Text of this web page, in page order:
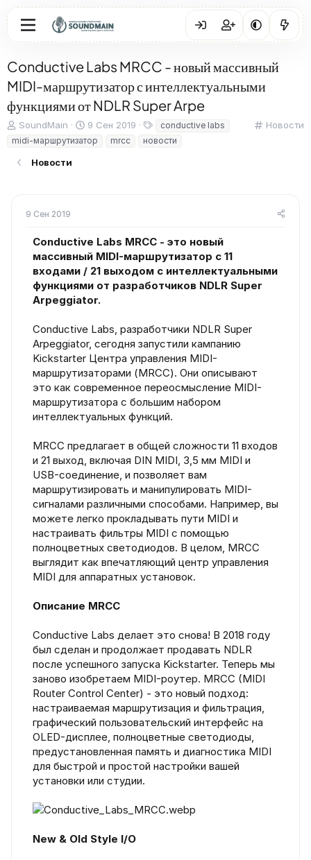
Conductive Labs MRCC - новый массивный
MIDI-маршрутизатор с интеллектуальными
функциями от NDLR Super Arpe
К
Новости
А
в
т
о
SoundMain
Д
а
т
9 Сен 2019
е
г
conductive labs
midi-маршрутизатор
mrcc новости
Новости
9 Сен 2019
Conductive Labs MRCC - это новый
массивный MIDI-маршрутизатор с 11
входами / 21 выходом с интеллектуальными
функциями от разработчиков NDLR Super
Arpeggiator.
Conductive Labs, разработчики NDLR Super
Arpeggiator, сегодня запустили кампанию
Kickstarter Центра управления MIDI-
маршрутизаторами (MRCC). Они описывают
это как современное переосмысление MIDI-
маршрутизатора с большим набором
интеллектуальных функций.
MRCC предлагает в общей сложности 11 входов
и 21 выход, включая DIN MIDI, 3,5 мм MIDI и
USB-соединение, и позволяет вам
маршрутизировать и манипулировать MIDI-
сигналами различными способами. Например, вы
можете легко прокладывать пути MIDI и
настраивать фильтры MIDI с помощью
полноцветных светодиодов. В целом, MRCC
выглядит как впечатляющий центр управления
MIDI для аппаратных установок.
Описание MRCC
Conductive Labs делает это снова! В 2018 году
был сделан и продолжает продавать NDLR
после успешного запуска Kickstarter. Теперь мы
заново изобретаем MIDI-роутер. MRCC (MIDI
Router Control Center) - это новый подход:
настраиваемая маршрутизация и фильтрация,
графический пользовательский интерфейс на
OLED-дисплее, полноцветные светодиоды,
предустановленная память и диагностика MIDI
для быстрой и простой настройки вашей
установки или студии.
New & Old Style I/O